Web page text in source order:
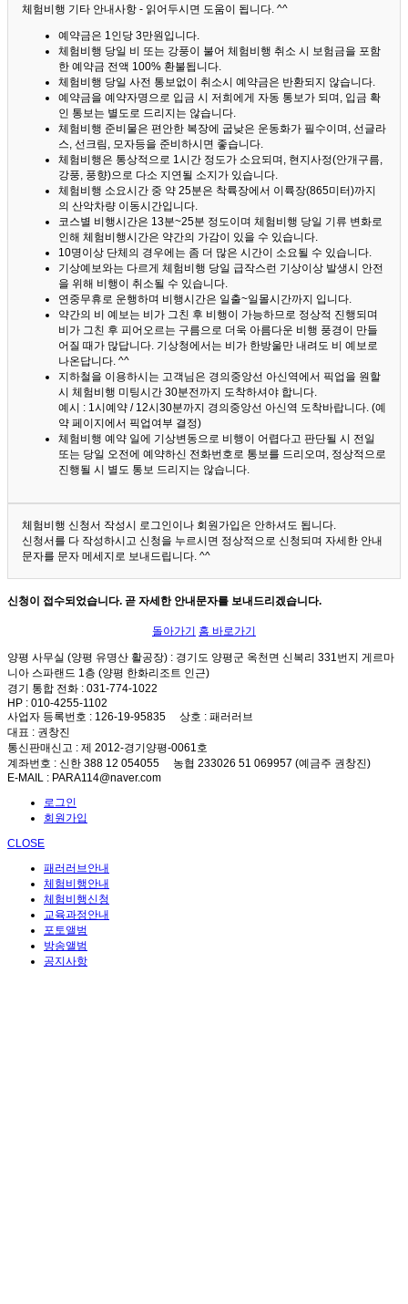
체험비행 기타 안내사항 - 읽어두시면 도움이 됩니다. ^^
예약금은 1인당 3만원입니다.
체험비행 당일 비 또는 강풍이 불어 체험비행 취소 시 보험금을 포함
한 예약금 전액 100% 환불됩니다.
체험비행 당일 사전 통보없이 취소시 예약금은 반환되지 않습니다.
예약금을 예약자명으로 입금 시 저희에게 자동 통보가 되며, 입금 확
인 통보는 별도로 드리지는 않습니다.
체험비행 준비물은 편안한 복장에 굽낮은 운동화가 필수이며, 선글라
스, 선크림, 모자등을 준비하시면 좋습니다.
체험비행은 통상적으로 1시간 정도가 소요되며, 현지사정(안개구름,
강풍, 풍향)으로 다소 지연될 소지가 있습니다.
체험비행 소요시간 중 약 25분은 착륙장에서 이륙장(865미터)까지
의 산악차량 이동시간입니다.
코스별 비행시간은 13분~25분 정도이며 체험비행 당일 기류 변화로
인해 체험비행시간은 약간의 가감이 있을 수 있습니다.
10명이상 단체의 경우에는 좀 더 많은 시간이 소요될 수 있습니다.
기상예보와는 다르게 체험비행 당일 급작스런 기상이상 발생시 안전
을 위해 비행이 취소될 수 있습니다.
연중무휴로 운행하며 비행시간은 일출~일몰시간까지 입니다.
약간의 비 예보는 비가 그친 후 비행이 가능하므로 정상적 진행되며
비가 그친 후 피어오르는 구름으로 더욱 아름다운 비행 풍경이 만들
어질 때가 많답니다. 기상청에서는 비가 한방울만 내려도 비 예보로
나온답니다. ^^
지하철을 이용하시는 고객님은 경의중앙선 아신역에서 픽업을 원할
시 체험비행 미팅시간 30분전까지 도착하셔야 합니다.
예시 : 1시예약 / 12시30분까지 경의중앙선 아신역 도착바랍니다. (예
약 페이지에서 픽업여부 결정)
체험비행 예약 일에 기상변동으로 비행이 어렵다고 판단될 시 전일
또는 당일 오전에 예약하신 전화번호로 통보를 드리오며, 정상적으로
진행될 시 별도 통보 드리지는 않습니다.
체험비행 신청서 작성시 로그인이나 회원가입은 안하셔도 됩니다.
신청서를 다 작성하시고 신청을 누르시면 정상적으로 신청되며 자세한 안내
문자를 문자 메세지로 보내드립니다. ^^
신청이 접수되었습니다. 곧 자세한 안내문자를 보내드리겠습니다.
돌아가기 홈 바로가기
양평 사무실 (양평 유명산 활공장) : 경기도 양평군 옥천면 신복리 331번지 게르마
니아 스파랜드 1층 (양평 한화리조트 인근)
경기 통합 전화 : 031-774-1022
HP : 010-4255-1102
사업자 등록번호 : 126-19-95835 상호 : 패러러브
대표 : 권창진
통신판매신고 : 제 2012-경기양평-0061호
계좌번호 : 신한 388 12 054055 농협 233026 51 069957 (예금주 권창진)
E-MAIL : PARA114@naver.com
로그인
회원가입
CLOSE
패러러브안내
체험비행안내
체험비행신청
교육과정안내
포토앨범
방송앨범
공지사항